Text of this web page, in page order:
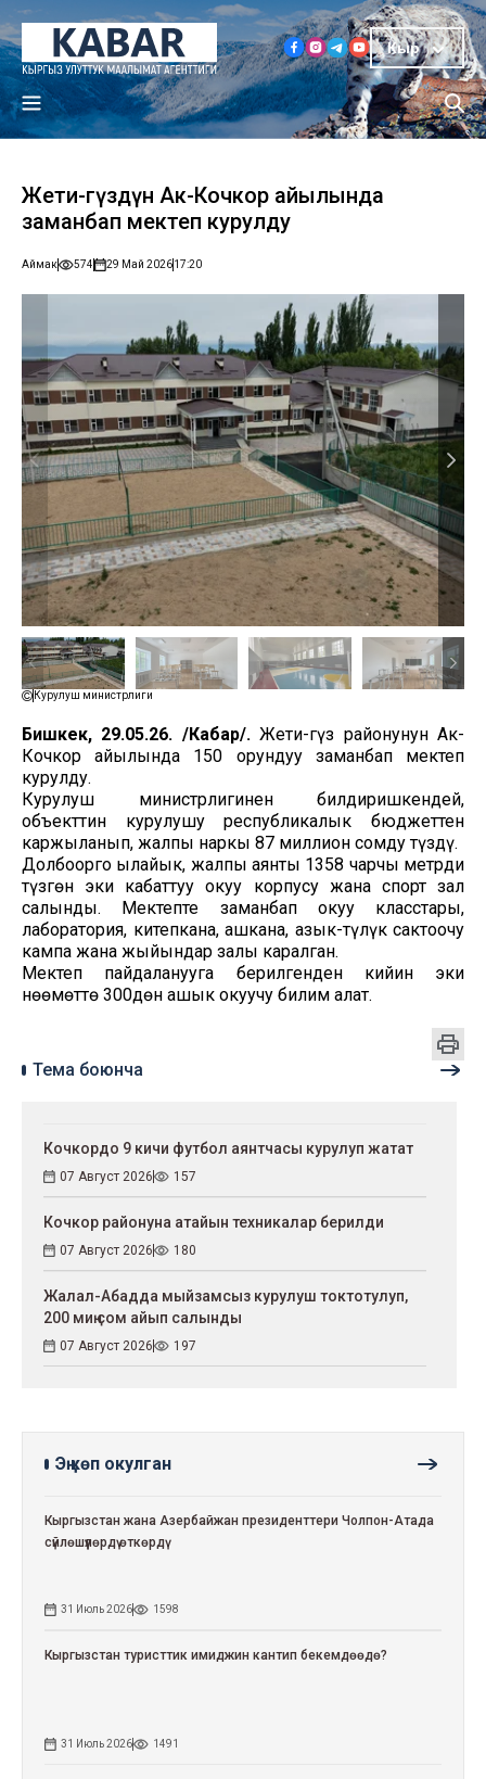
Кыр
Жети-Өгүздүн Ак-Кочкор айылында
заманбап мектеп курулду
Аймак 574 29 Май 202617:20
Курулуш министрлиги
Бишкек, 29.05.26. /Кабар/. Жети-Өгүз районунун Ак-
Кочкор айылында 150 орундуу заманбап мектеп
курулду.
Курулуш министрлигинен билдиришкендей,
объекттин курулушу республикалык бюджеттен
каржыланып, жалпы наркы 87 миллион сомду түздү.
Долбоорго ылайык, жалпы аянты 1358 чарчы метрди
түзгөн эки кабаттуу окуу корпусу жана спорт зал
салынды. Мектепте заманбап окуу класстары,
лаборатория, китепкана, ашкана, азык-түлүк сактоочу
кампа жана жыйындар залы каралган.
Мектеп пайдаланууга берилгенден кийин эки
нөөмөттө 300дөн ашык окуучу билим алат.
Тема боюнча
Кочкордо 9 кичи футбол аянтчасы курулуп жатат
07 Август 2026 157
Кочкор районуна атайын техникалар берилди
07 Август 2026 180
Жалал-Абадда мыйзамсыз курулуш токтотулуп,
200 миң сом айып салынды
07 Август 2026 197
Эң көп окулган
Кыргызстан жана Азербайжан президенттери Чолпон-Атада
сүйлөшүүлөрдү өткөрдү
31 Июль 2026 1598
Кыргызстан туристтик имиджин кантип бекемдөөдө?
31 Июль 2026 1491